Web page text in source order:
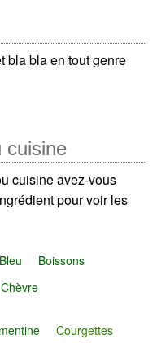
bla bla en tout genre
cuisine
cuisine avez-vous
pour voir les
Bleu
Boissons
Chèvre
Courgettes